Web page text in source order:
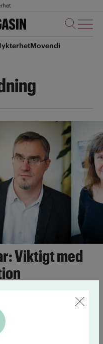
Movendi
Viktigt med
och siktar nu mot
femtio år till? Accent har
fundera över frågan.